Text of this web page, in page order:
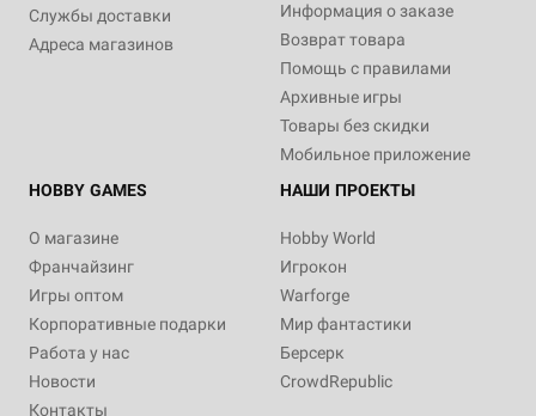
Службы доставки
Адреса магазинов
Информация о заказе
Возврат товара
Помощь с правилами
Архивные игры
Товары без скидки
Мобильное приложение
HOBBY GAMES
О магазине
Франчайзинг
Игры оптом
Корпоративные подарки
Работа у нас
Новости
Контакты
НАШИ ПРОЕКТЫ
Hobby World
Игрокон
Warforge
Мир фантастики
Берсерк
CrowdRepublic